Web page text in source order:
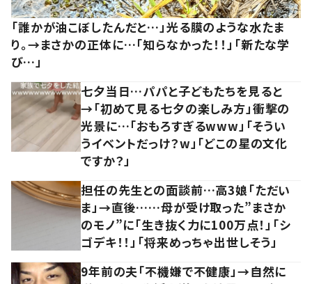
「誰かが油こぼしたんだと…」光る膜のような水たま
り。→まさかの正体に…「知らなかった！！」「新たな学
び…」
七夕当日…パパと子どもたちを見ると
→「初めて見る七夕の楽しみ方」衝撃の
光景に…「おもろすぎるwww」「そうい
うイベントだっけ？w」「どこの星の文化
ですか？」
担任の先生との面談前…高3娘「ただい
ま」→直後……母が受け取った”まさか
のモノ”に「生き抜く力に100万点！」「シ
ゴデキ！！」「将来めっちゃ出世しそう」
9年前の夫「不機嫌で不健康」→自然に